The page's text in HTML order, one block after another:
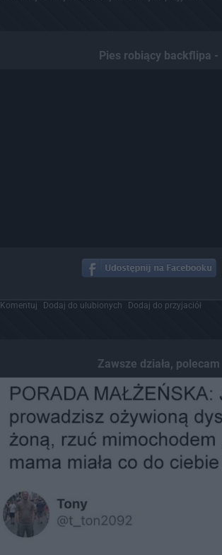
Pies robiący backflipa -
Komentuj Dodaj do ulubionych Dodaj do przyjaciół
Zawsze działa, polecam